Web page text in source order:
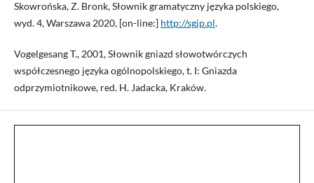
Skowrońska, Z. Bronk, Słownik gramatyczny języka polskiego,
wyd. 4, Warszawa 2020, [on-line:] http://sgjp.pl.
Vogelgesang T., 2001, Słownik gniazd słowotwórczych
współczesnego języka ogólnopolskiego, t. I: Gniazda
odprzymiotnikowe, red. H. Jadacka, Kraków.